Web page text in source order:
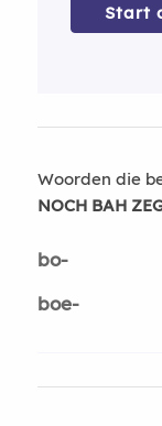
Start
Woorden die
NOCH BAH
bo-
boe-